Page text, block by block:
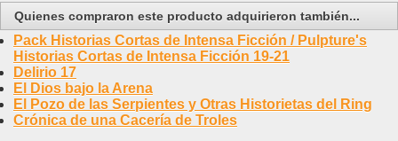
Quienes compraron este producto adquirieron también...
Pack Historias Cortas de Intensa Ficción / Pulpture's
Historias Cortas de Intensa Ficción 19-21
Delirio 17
El Dios bajo la Arena
El Pozo de las Serpientes y Otras Historietas del Ring
Crónica de una Cacería de Troles